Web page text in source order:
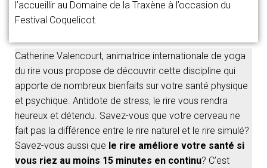
l’accueillir au Domaine de la Traxène à l’occasion du
Festival Coquelicot.
Catherine Valencourt, animatrice internationale de yoga
du rire vous propose de découvrir cette discipline qui
apporte de nombreux bienfaits sur votre santé physique
et psychique. Antidote de stress, le rire vous rendra
heureux et détendu. Savez-vous que votre cerveau ne
fait pas la différence entre le rire naturel et le rire simulé?
Savez-vous aussi que le rire améliore votre santé si
vous riez au moins 15 minutes en continu? C’est